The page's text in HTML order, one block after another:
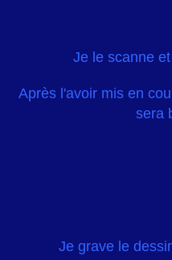
Je le scanne
Après l'avoir mis en
sera
Je grave le